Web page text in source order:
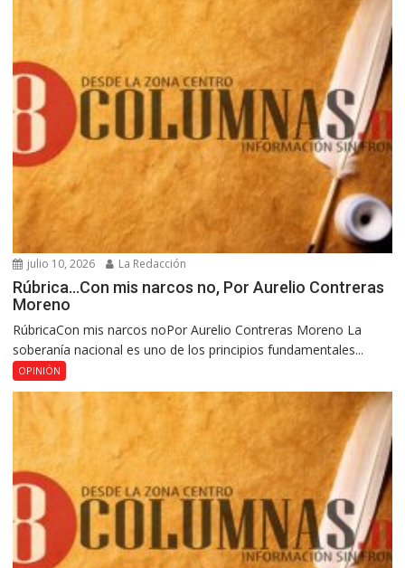
julio 10, 2026 La Redacción
Rúbrica…Con mis narcos no, Por Aurelio Contreras
Moreno
RúbricaCon mis narcos noPor Aurelio Contreras Moreno La
soberanía nacional es uno de los principios fundamentales...
OPINIÓN